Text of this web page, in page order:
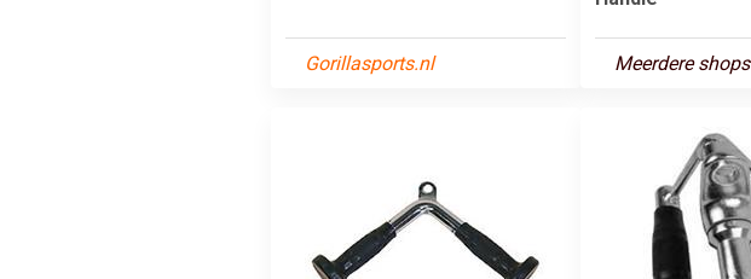
Gorillasports.nl Meerdere shops